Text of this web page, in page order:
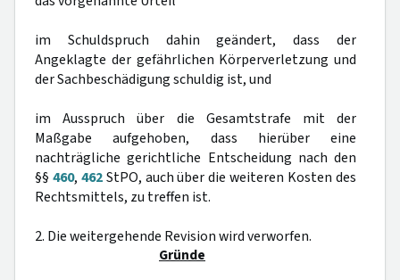
im Schuldspruch dahin geändert, dass der
Angeklagte der gefährlichen Körperverletzung und
der Sachbeschädigung schuldig ist, und
im Ausspruch über die Gesamtstrafe mit der
Maßgabe aufgehoben, dass hierüber eine
nachträgliche gerichtliche Entscheidung nach den
§§ 460, 462StPO, auch über die weiteren Kosten des
Rechtsmittels, zu treffen ist.
2. Die weitergehende Revision wird verworfen.
Gründe